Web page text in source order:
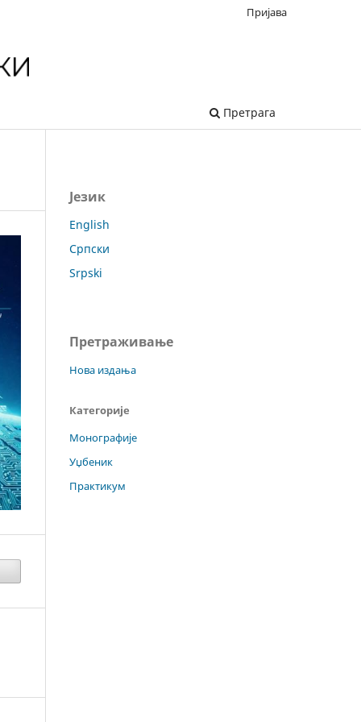
Претрага
Пријава
Језик
English
Српски
Srpski
Претраживање
Нова издања
Категорије
Монографије
Уџбеник
Практикум